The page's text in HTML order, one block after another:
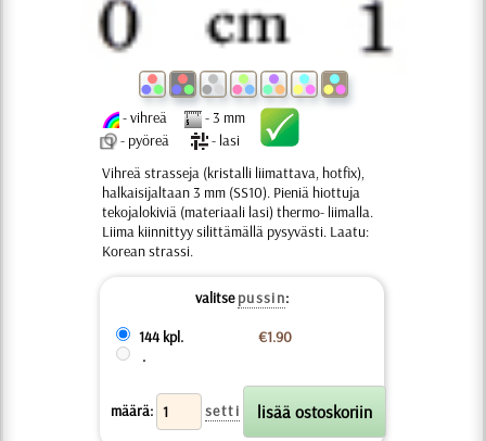
- vihreä
- pyöreä
- 3 mm
- lasi
Vihreä strasseja (kristalli liimattava, hotfix),
halkaisijaltaan 3 mm (SS10). Pieniä hiottuja
tekojalokiviä (materiaali lasi) thermo- liimalla.
Liima kiinnittyy silittämällä pysyvästi. Laatu:
Korean strassi.
valitsepussin:
144 kpl.
€1.90
.
määrä: setti